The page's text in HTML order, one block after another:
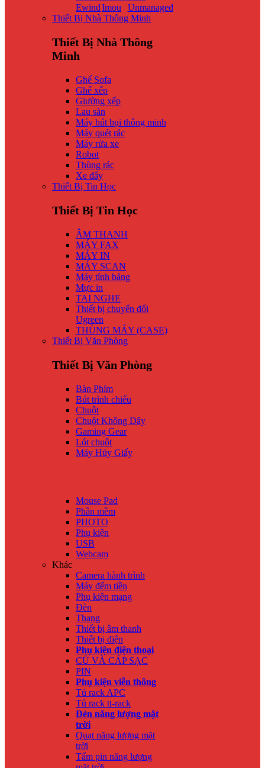
EwindImou
Unmanaged
Thiết Bị Nhà Thông Minh
Thiết Bị Nhà Thông
Minh
Ghế Sofa
Ghế xếp
Giường xếp
Lau sàn
Máy hút bụi thông minh
Máy quét rác
Máy rửa xe
Robot
Thùng rác
Xe đẩy
Thiết Bị Tin Học
Thiết Bị Tin Học
ÂM THANH
MÁY FAX
MÁY IN
MÁY SCAN
Máy tính bảng
Mực in
TAI NGHE
Thiết bị chuyển đổi
Ugreen
THÙNG MÁY (CASE)
Thiết Bị Văn Phòng
Thiết Bị Văn Phòng
Bàn Phím
Bút trình chiếu
Chuột
Chuột Không Dây
Gaming Gear
Lót chuột
Máy Hủy Giấy
Mouse Pad
Phần mềm
PHOTO
Phụ kiện
USB
Webcam
Khác
Camera hành trình
Máy đếm tiền
Phụ kiện mạng
Đèn
Thang
Thiết bị âm thanh
Thiết bị điện
Phụ kiện điện thoại
CỦ VÀ CÁP SẠC
PIN
Phụ kiện viễn thông
Tủ rack APC
Tủ rack tt-rack
Đèn năng lượng mặt
trời
Quạt năng lượng mặt
trời
Tấm pin năng lượng